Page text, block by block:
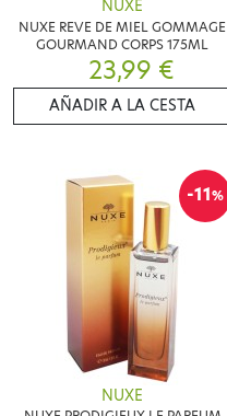
NUXE
NUXE REVE DE MIEL GOMMAGE
GOURMAND CORPS 175ML
23,99 €
AÑADIR A LA CESTA
-11%
NUXE